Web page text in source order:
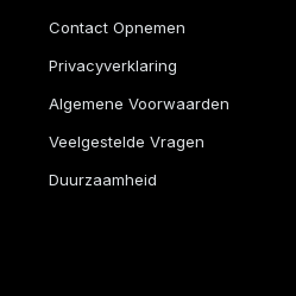
Contact Opnemen
Privacyverklaring
Algemene Voorwaarden
Veelgestelde Vragen
Duurzaamheid